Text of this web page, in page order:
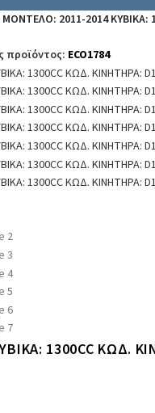
ΜΟΝΤΕΛΟ: 2011-2014
προϊόντος: ECO1784
1300CC ΚΩΔ.